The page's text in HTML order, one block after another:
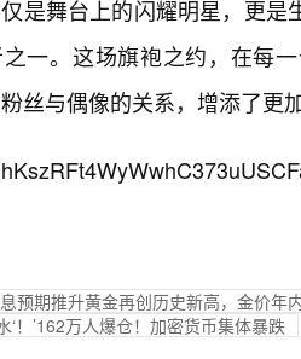
是舞台上的闪耀明星，更是
一。这场旗袍之约，在每
丝与偶像的关系，增添了更
预期推升黄金再创历史新高，金价年
‘！’162万人爆仓！加密货币集体暴跌